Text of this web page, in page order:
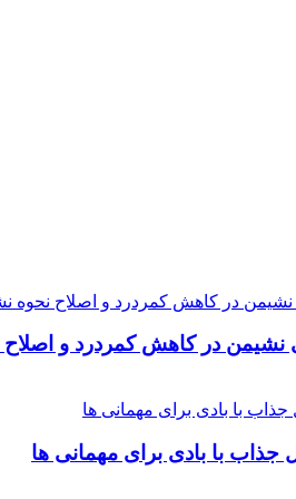
در کاهش کمردرد و
جذاب با بادی برای مهمانی ها